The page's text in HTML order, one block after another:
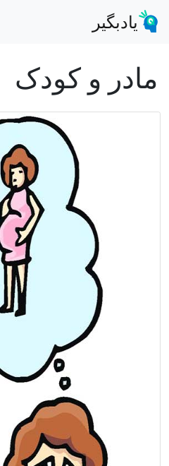
یادبگیر
مادر و کودک